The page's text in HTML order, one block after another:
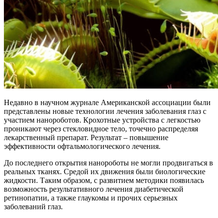
Недавно в научном журнале Американской ассоциации были
представлены новые технологии лечения заболевания глаз с
участием нанороботов. Крохотные устройства с легкостью
проникают через стекловидное тело, точечно распределяя
лекарственный препарат. Результат – повышение
эффективности офтальмологического лечения.
До последнего открытия нанороботы не могли продвигаться в
реальных тканях. Средой их движения были биологические
жидкости. Таким образом, с развитием методики появилась
возможность результативного лечения диабетической
ретинопатии, а также глаукомы и прочих серьезных
заболеваний глаз.